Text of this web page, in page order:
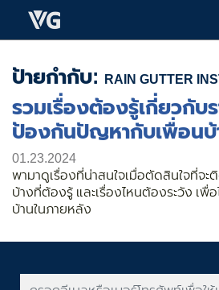
ป้ายกำกับ: RAIN GUTTER
รวมเรื่องต้องรู้เกี่ยวกับ
ป้องกันปัญหากับเพื่อนบ้
01.23.2024
พามาดูเรื่องที่น่าสนใจเมื่อตัดสินใจที่จะ
บ้างที่ต้องรู้ และเรื่องไหนต้องระวัง เ
บ้านในภายหลัง